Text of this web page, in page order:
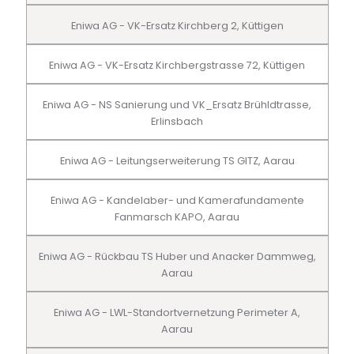
Eniwa AG - VK-Ersatz Kirchberg 2, Küttigen
Eniwa AG - VK-Ersatz Kirchbergstrasse 72, Küttigen
Eniwa AG - NS Sanierung und VK_Ersatz Brühldtrasse,
Erlinsbach
Eniwa AG - Leitungserweiterung TS GITZ, Aarau
Eniwa AG - Kandelaber- und Kamerafundamente
Fanmarsch KAPO, Aarau
Eniwa AG - Rückbau TS Huber und Anacker Dammweg,
Aarau
Eniwa AG - LWL-Standortvernetzung Perimeter A,
Aarau